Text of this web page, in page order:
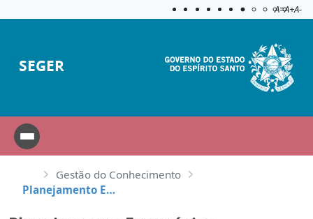
Aplicar
A=A+A-
SEGER
Gestão do Conhecimento
Planejamento Estratégico